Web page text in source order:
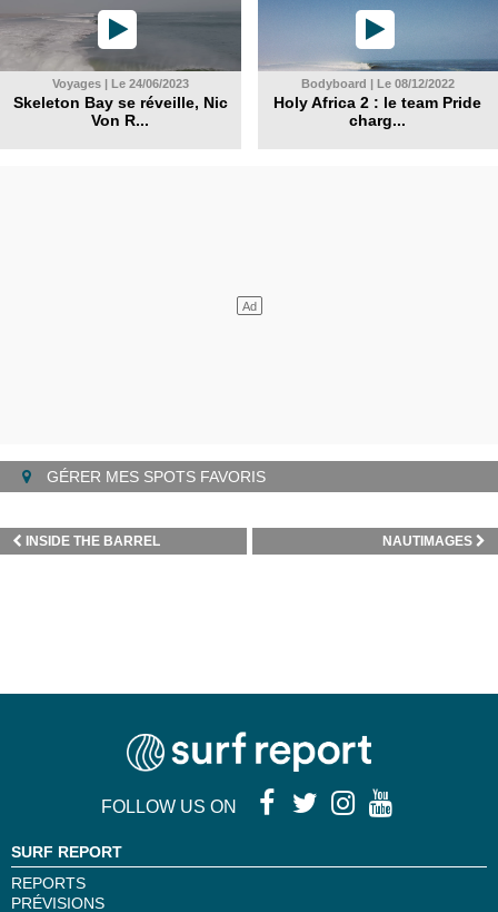
Voyages | Le 24/06/2023
Skeleton Bay se réveille, Nic
Von R...
Bodyboard | Le 08/12/2022
Holy Africa 2 : le team Pride
charg...
GÉRER MES SPOTS FAVORIS
NAUTIMAGES
INSIDE THE BARREL
FOLLOW US ON
SURF REPORT
REPORTS
PRÉVISIONS